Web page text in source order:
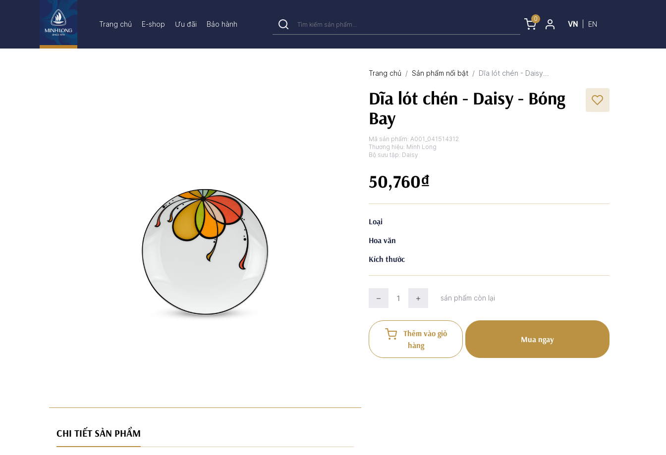
Trang chủ E-shop Ưu đãi Bảo hành
0
VN EN
Trang chủ Sản phẩm nổi bật Dĩa lót chén - Daisy...
Dĩa lót chén - Daisy - Bóng
Bay
Mã sản phẩm:A001_041514312
Thương hiệu: Minh Long
Bộ sưu tập: Daisy
50,760₫
Loại
Hoa văn
Kích thước
sản phẩm còn lại
Thêm vào giỏ
hàng
Mua ngay
CHI TIẾT SẢN PHẨM